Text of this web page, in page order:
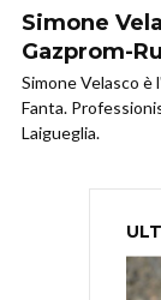
Simone
Gazprom-
Simone Velasco è
Fanta.
Laigueglia.